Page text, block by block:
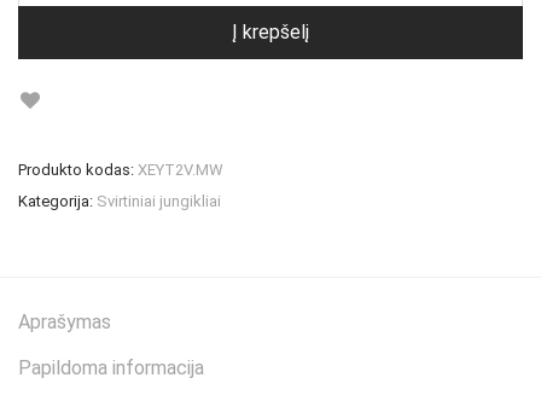
Į krepšelį
Produkto kodas: XEYT2V.MW
Kategorija: Svirtiniai jungikliai
Aprašymas
Papildoma informacija